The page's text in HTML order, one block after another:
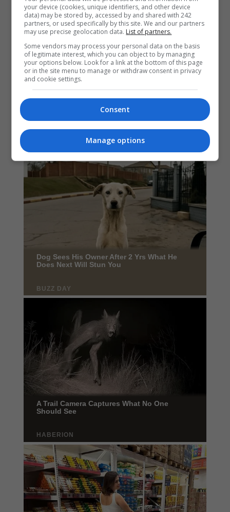
your device (cookies, unique identifiers, and other device
data) may be stored by, accessed by and shared with 242
partners, or used specifically by this site. We and our partners
may use precise geolocation data. List of partners.
Some vendors may process your personal data on the basis
of legitimate interest, which you can object to by managing
your options below. Look for a link at the bottom of this page
or in the site menu to manage or withdraw consent in privacy
and cookie settings.
Consent
Manage options